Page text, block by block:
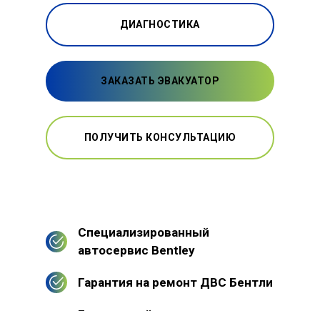
ДИАГНОСТИКА
ЗАКАЗАТЬ ЭВАКУАТОР
ПОЛУЧИТЬ КОНСУЛЬТАЦИЮ
Специализированный
автосервис Bentley
Гарантия на ремонт ДВС Бентли